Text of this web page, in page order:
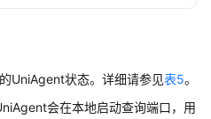
UniAgent状态。详细请参见表5。
会在本地启动查询端口，用